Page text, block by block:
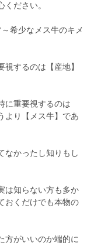
ださい。
希少なメス牛のキメ
するのは【産地】
に重要視するのは
より【メス牛】であ
なかったし知りもし
は知らない方も多か
おくだけでも本物の
方がいいのか端的に